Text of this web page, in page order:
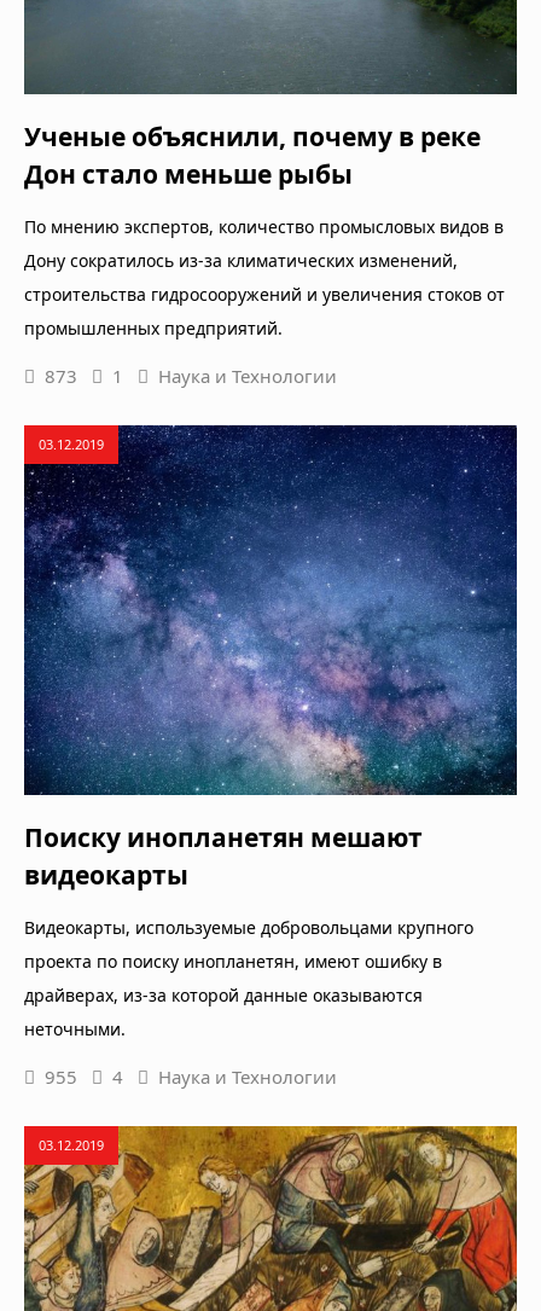
Ученые объяснили, почему в реке
Дон стало меньше рыбы
По мнению экспертов, количество промысловых видов в
Дону сократилось из-за климатических изменений,
строительства гидросооружений и увеличения стоков от
промышленных предприятий.
873 1 Наука и Технологии
03.12.2019
Поиску инопланетян мешают
видеокарты
Видеокарты, используемые добровольцами крупного
проекта по поиску инопланетян, имеют ошибку в
драйверах, из-за которой данные оказываются
неточными.
955 4 Наука и Технологии
03.12.2019